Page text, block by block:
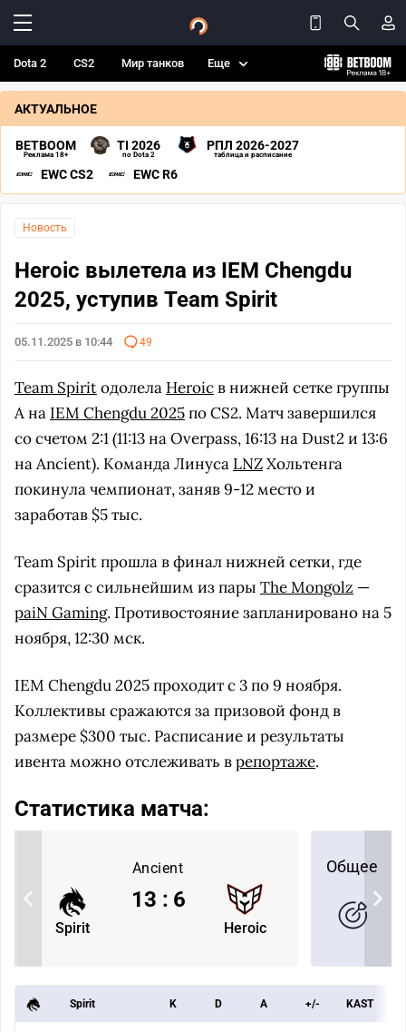
Dota 2 CS2 Мир танков Еще
АКТУАЛЬНОЕ
BETBOOM
Реклама 18+
TI 2026
по Dota 2
РПЛ 2026-2027
таблица и расписание
EWC CS2 EWC R6
Новость
Heroic вылетела из IEM Chengdu
2025, уступив Team Spirit
05.11.2025 в 10:44 49
Team Spiritодолела Heroicв нижней сетке группы
A на IEM Chengdu 2025по CS2. Матч завершился
со счетом 2:1 (11:13 на Overpass, 16:13 на Dust2 и 13:6
на Ancient). Команда Линуса LNZХольтенга
покинула чемпионат, заняв 9-12 место и
заработав $5 тыс.
Team Spirit прошла в финал нижней сетки, где
сразится с сильнейшим из пары The Mongolz —
paiN Gaming. Противостояние запланировано на 5
ноября, 12:30 мск.
IEM Chengdu 2025 проходит с 3 по 9 ноября.
Коллективы сражаются за призовой фонд в
размере $300 тыс. Расписание и результаты
ивента можно отслеживать врепортаже.
Статистика матча:
Ancient
Spirit Heroic
13 : 6
Общее
Spirit K D A +/- KAST